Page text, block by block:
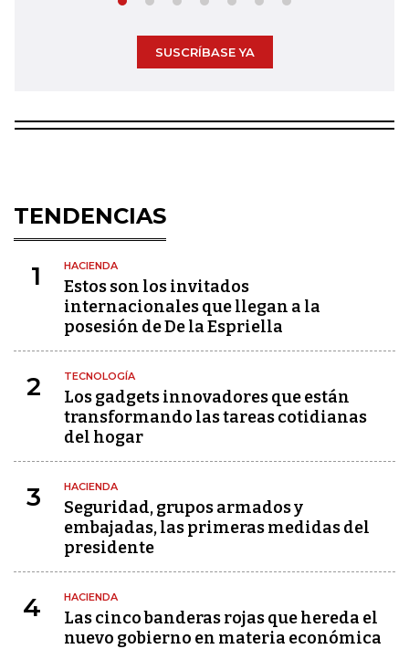
SUSCRÍBASE YA
TENDENCIAS
1 HACIENDA
Estos son los invitados
internacionales que llegan a la
posesión de De la Espriella
2 TECNOLOGÍA
Los gadgets innovadores que están
transformando las tareas cotidianas
del hogar
3 HACIENDA
Seguridad, grupos armados y
embajadas, las primeras medidas del
presidente
4 HACIENDA
Las cinco banderas rojas que hereda el
nuevo gobierno en materia económica